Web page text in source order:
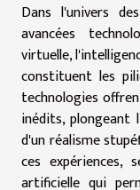
Dans l'univers
avancées
virtuelle,
constituent les
technologies
inédits, plongeant
d'un réalisme
ces expériences,
artificielle qui